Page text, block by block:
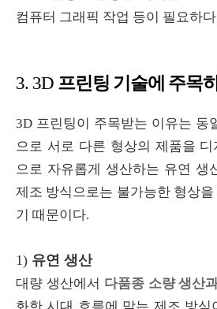
컴퓨터 그래픽 작업 등이 필요하다
3. 3D 프린팅 기술에 주목
3D 프린팅이 주목받는 이유는 동
으로 서로 다른 형상의 제품을
으로 자유롭게 생산하는 유연 생
제조 방식으로는 불가능한 형상
기 때문이다.
1) 유연 생산
대량 생산에서 다품종 소량 생산